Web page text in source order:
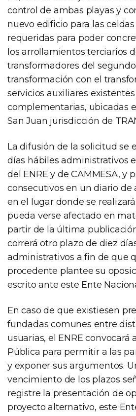
control de ambas playas y
nuevo edificio para las celdas
requeridas para poder
los arrollamientos terciarios
transformadores del
transformación con el
servicios auxiliares
complementarias, ubicadas
San Juan jurisdicción de
La difusión de la solicitud se
días hábiles administrativos
del ENRE y de CAMMESA, y
consecutivos en un diario de
en el lugar donde se
pueda verse afectado en
partir de la última
correrá otro plazo de diez
administrativos a fin de que
procedente plantee su
escrito ante este Ente
En caso de que existiesen
fundadas comunes entre
usuarias, el ENRE convocará
Pública para permitir a las
y exponer sus argumentos.
vencimiento de los plazos
registre la presentación de
proyecto alternativo, este